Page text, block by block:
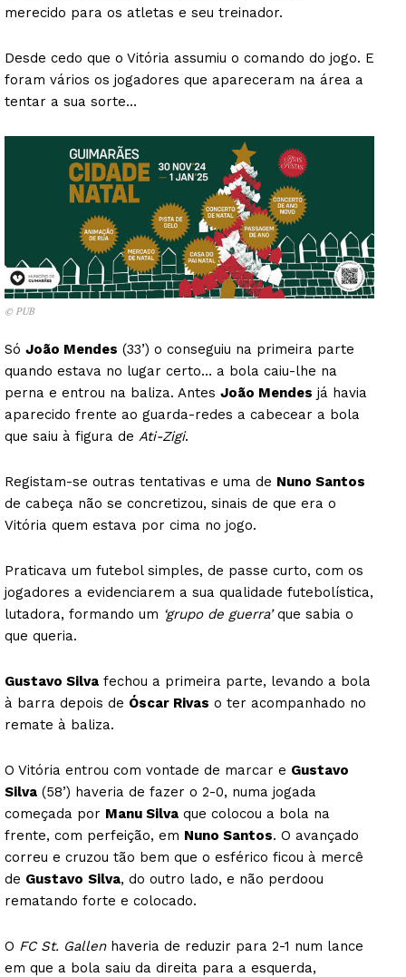
merecido para os atletas e seu treinador.
Desde cedo que o Vitória assumiu o comando do jogo. E
foram vários os jogadores que apareceram na área a
tentar a sua sorte…
© PUB
Só João Mendes (33’) o conseguiu na primeira parte
quando estava no lugar certo… a bola caiu-lhe na
perna e entrou na baliza. Antes João Mendes já havia
aparecido frente ao guarda-redes a cabecear a bola
que saiu à figura de Ati-Zigi.
Registam-se outras tentativas e uma de Nuno Santos
de cabeça não se concretizou, sinais de que era o
Vitória quem estava por cima no jogo.
Praticava um futebol simples, de passe curto, com os
jogadores a evidenciarem a sua qualidade futebolística,
lutadora, formando um ‘grupo de guerra’que sabia o
que queria.
Gustavo Silva fechou a primeira parte, levando a bola
à barra depois de Óscar Rivas o ter acompanhado no
remate à baliza.
O Vitória entrou com vontade de marcar e Gustavo
Silva (58’) haveria de fazer o 2-0, numa jogada
começada por Manu Silva que colocou a bola na
frente, com perfeição, em Nuno Santos. O avançado
correu e cruzou tão bem que o esférico ficou à mercê
de Gustavo Silva, do outro lado, e não perdoou
rematando forte e colocado.
O FC St. Gallenhaveria de reduzir para 2-1 num lance
em que a bola saiu da direita para a esquerda,